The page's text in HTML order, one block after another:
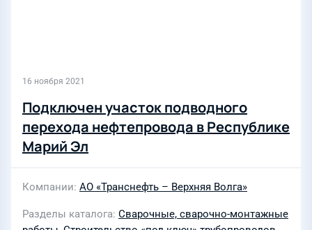
16 ноября 2021
Подключен участок подводного
перехода нефтепровода в Республике
Марий Эл
Компании АО «Транснефть – Верхняя Волга»
Разделы каталога Сварочные, сварочно-монтажные